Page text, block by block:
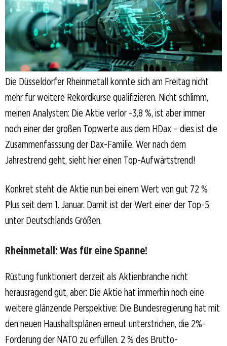
Die Düsseldorfer Rheinmetall konnte sich am Freitag nicht
mehr für weitere Rekordkurse qualifizieren. Nicht schlimm,
meinen Analysten: Die Aktie verlor -3,8 %, ist aber immer
noch einer der großen Topwerte aus dem HDax – dies ist die
Zusammenfasssung der Dax-Familie. Wer nach dem
Jahrestrend geht, sieht hier einen Top-Aufwärtstrend!
Konkret steht die Aktie nun bei einem Wert von gut 72 %
Plus seit dem 1. Januar. Damit ist der Wert einer der Top-5
unter Deutschlands Größen.
Rheinmetall: Was für eine Spanne!
Rüstung funktioniert derzeit als Aktienbranche nicht
herausragend gut, aber: Die Aktie hat immerhin noch eine
weitere glänzende Perspektive: Die Bundesregierung hat mit
den neuen Haushaltsplänen erneut unterstrichen, die 2%-
Forderung der NATO zu erfüllen. 2 % des Brutto-